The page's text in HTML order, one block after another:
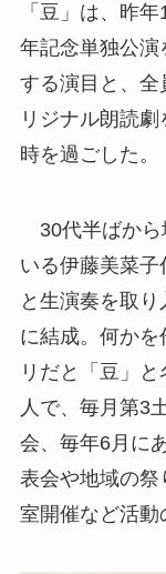
「豆」は、昨
年記念単独公
する演目と、全
リジナル朗読
時を過ごした。
30代半ばから
いる伊藤美菜子
と生演奏を取
に結成。何かを
リだと「豆」
人で、毎月第3
会、毎年6月に
表会や地域の祭
室開催など活動